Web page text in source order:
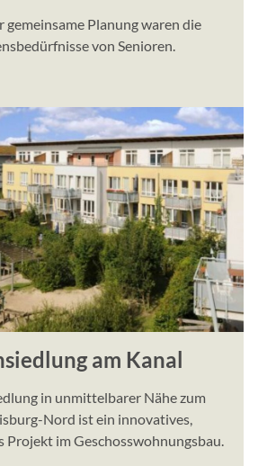
am Kanal
in unmittelbarer Nähe zum
Nord ist ein innovatives,
Projekt im Geschosswohnungsbau.
gemeinsame Planung waren die
von Senioren.
Cookie Laufzeit:
Ende der Sitzung
STATISTIK
Statistik Cookies
Informationen helfen uns
Besucher unsere
Google Analytics
Name:
_gat_UA_114043058_1,
Anbieter:
Google Ireland Limited,
Dublin 4, Ireland
Google Analytics dient
statistische nicht
interne Analysen